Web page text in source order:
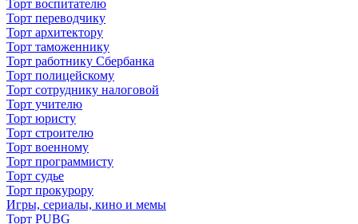
Торт воспитателю
Торт переводчику
Торт архитектору
Торт таможеннику
Торт работнику Сбербанка
Торт полицейскому
Торт сотруднику налоговой
Торт учителю
Торт юристу
Торт строителю
Торт военному
Торт программисту
Торт судье
Торт прокурору
Игры, сериалы, кино и мемы
Торт PUBG